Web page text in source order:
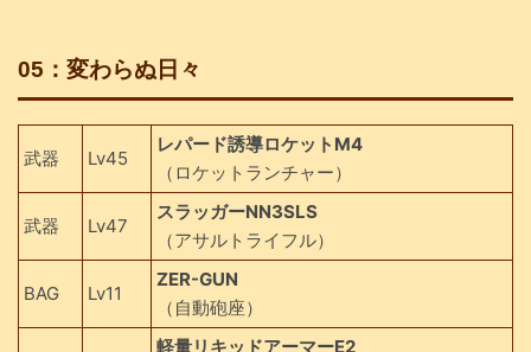
05：変わらぬ日々
武器 Lv45
レパード誘導ロケットM4
（ロケットランチャー）
武器 Lv47
スラッガーNN3SLS
（アサルトライフル）
BAG Lv11
ZER-GUN
（自動砲座）
軽量リキッドアーマーE2